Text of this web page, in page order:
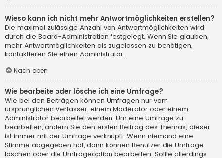
Wieso kann ich nicht mehr Antwortmöglichkeiten erstellen?
Die maximal zulässige Anzahl von Antwortmöglichkeiten wird
durch die Board-Administration festgelegt. Wenn Sie glauben,
mehr Antwortmöglichkeiten als zugelassen zu benötigen,
kontaktieren Sie einen Administrator.
Nach oben
Wie bearbeite oder lösche ich eine Umfrage?
Wie bei den Beiträgen können Umfragen nur vom
ursprünglichen Verfasser, einem Moderator oder einem
Administrator bearbeitet werden. Um eine Umfrage zu
bearbeiten, ändern Sie den ersten Beitrag des Themas; dieser
ist immer mit der Umfrage verknüpft. Wenn niemand eine
Stimme abgegeben hat, dann können Benutzer die Umfrage
löschen oder die Umfrageoption bearbeiten. Sollte allerdings